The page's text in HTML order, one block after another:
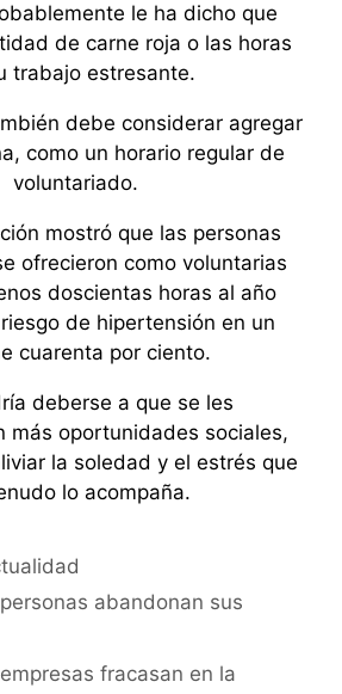
le ha dicho que
de carne roja o las horas
trabajo estresante.
debe considerar agregar
como un horario regular de
voluntariado.
mostró que las personas
ofrecieron como voluntarias
doscientas horas al año
de hipertensión en un
cuarenta por ciento.
deberse a que se les
más oportunidades sociales,
la soledad y el estrés que
lo acompaña.
abandonan sus
fracasan en la